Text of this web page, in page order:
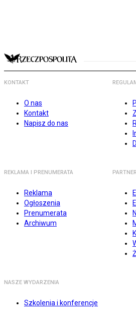
KONTAKT
O nas
Kontakt
Napisz do nas
REKLAMA I PRENUMERATA
Reklama
Ogłoszenia
Prenumerata
Archiwum
NASZE WYDARZENIA
Szkolenia i konferencje